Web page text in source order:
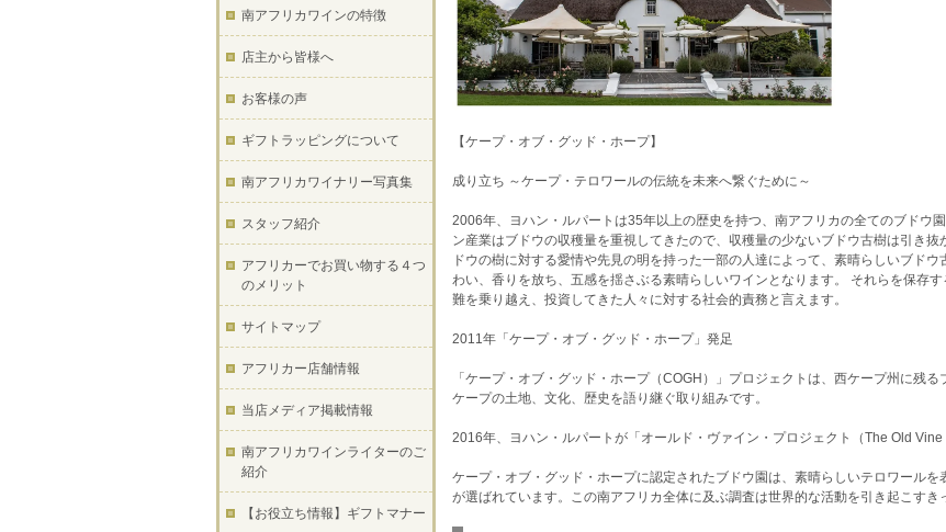
【ケープ・オブ・グッド・ホープ】
成り立ち ～ケープ・テロワールの伝統を未来へ繋ぐために～
2006年、ヨハン・ルパートは35年以上の歴史を持つ、南アフリカの全てのブドウ
ン産業はブドウの収穫量を重視してきたので、収穫量の少ないブドウ古樹は引き
ドウの樹に対する愛情や先見の明を持った一部の人達によって、素晴らしいブド
わい、香りを放ち、五感を揺さぶる素晴らしいワインとなります。 それらを保存
難を乗り越え、投資してきた人々に対する社会的責務と言えます。
2011年「ケープ・オブ・グッド・ホープ」発足
「ケープ・オブ・グッド・ホープ（COGH）」プロジェクトは、西ケープ州に残る
ケープの土地、文化、歴史を語り継ぐ取り組みです。
2016年、ヨハン・ルパートが「オールド・ヴァイン・プロジェクト（The Old Vine
ケープ・オブ・グッド・ホープに認定されたブドウ園は、素晴らしいテロワール
が選ばれています。この南アフリカ全体に及ぶ調査は世界的な活動を引き起こすき
南アフリカワインの特徴
店主から皆様へ
お客様の声
ギフトラッピングについて
南アフリカワイナリー写真集
スタッフ紹介
アフリカーでお買い物する４つ
のメリット
サイトマップ
アフリカー店舗情報
当店メディア掲載情報
南アフリカワインライターのご
紹介
【お役立ち情報】ギフトマナー